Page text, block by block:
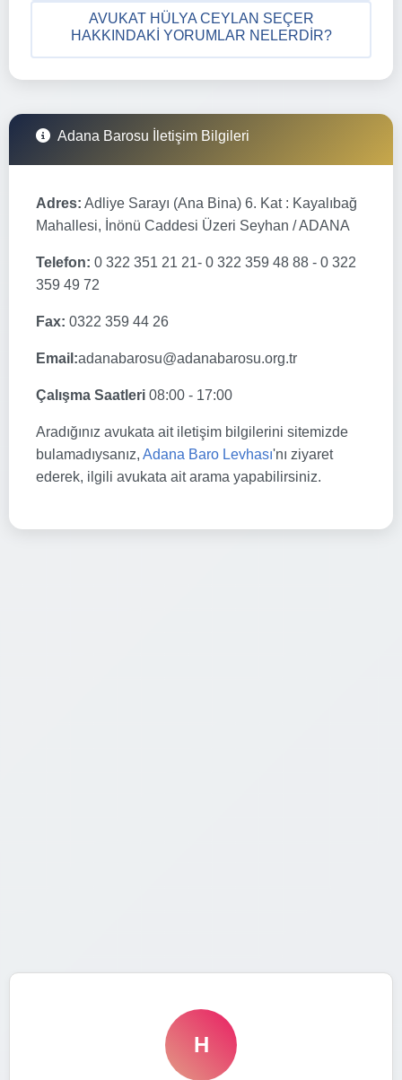
AVUKAT HÜLYA CEYLAN SEÇER
HAKKINDAKI YORUMLAR NELERDIR?
Adana Barosu İletişim Bilgileri
Adres: Adliye Sarayı (Ana Bina) 6. Kat : Kayalıbağ
Mahallesi, İnönü Caddesi Üzeri Seyhan / ADANA
Telefon: 0 322 351 21 21- 0 322 359 48 88 - 0 322
359 49 72
Fax: 0322 359 44 26
Email:adanabarosu@adanabarosu.org.tr
Çalışma Saatleri 08:00 - 17:00
Aradığınız avukata ait iletişim bilgilerini sitemizde
bulamadıysanız, Adana Baro Levhası'nı ziyaret
ederek, ilgili avukata ait arama yapabilirsiniz.
H